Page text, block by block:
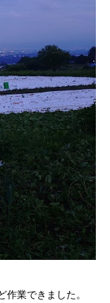
作業できました。